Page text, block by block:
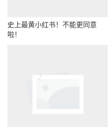
史上最黄小红书！不能更同意
啦！